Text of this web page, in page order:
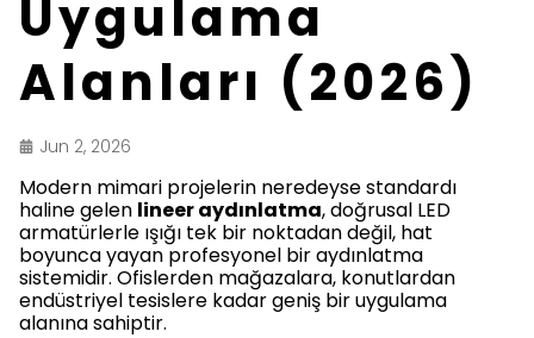
Uygulama
Alanları (2026)
Jun 2, 2026
Modern mimari projelerin neredeyse standardı
haline gelen lineer aydınlatma, doğrusal LED
armatürlerle ışığı tek bir noktadan değil, hat
boyunca yayan profesyonel bir aydınlatma
sistemidir. Ofislerden mağazalara, konutlardan
endüstriyel tesislere kadar geniş bir uygulama
alanına sahiptir.